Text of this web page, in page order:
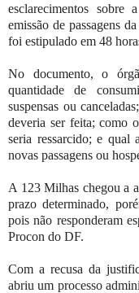
esclarecimentos sobre
emissão de passagens
foi estipulado em 48
No documento, o
quantidade de
suspensas ou
deveria ser feita; como
seria ressarcido; e qual
novas passagens ou
A 123 Milhas chegou a
prazo determinado,
pois não responderam
Procon do DF.
Com a recusa da
abriu um processo